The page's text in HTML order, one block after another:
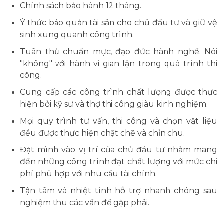
Chính sách bảo hành 12 tháng.
Ý thức bảo quản tài sản cho chủ đầu tư và giữ vệ
sinh xung quanh công trình.
Tuân thủ chuẩn mực, đạo đức hành nghề. Nói
"không" với hành vi gian lận trong quá trình thi
công.
Cung cấp các công trình chất lượng được thực
hiện bởi kỹ sư và thợ thi công giàu kinh nghiệm.
Mọi quy trình tư vấn, thi công và chọn vật liệu
đều được thực hiện chặt chẽ và chỉn chu.
Đặt mình vào vị trí của chủ đầu tư nhằm mang
đến những công trình đạt chất lượng với mức chi
phí phù hợp với nhu cầu tài chính.
Tận tâm và nhiệt tình hỗ trợ nhanh chóng sau
nghiệm thu các vấn đề gặp phải.